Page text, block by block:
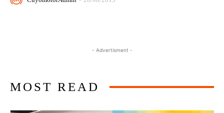
- Advertisment -
MOST READ